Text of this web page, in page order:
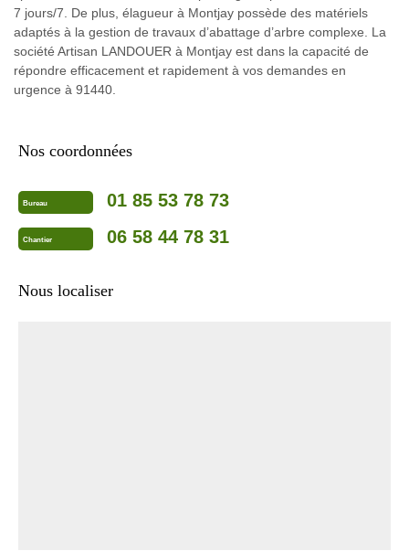
7 jours/7. De plus, élagueur à Montjay possède des matériels
adaptés à la gestion de travaux d’abattage d’arbre complexe. La
société Artisan LANDOUER à Montjay est dans la capacité de
répondre efficacement et rapidement à vos demandes en
urgence à 91440.
Nos coordonnées
Bureau 01 85 53 78 73
Chantier 06 58 44 78 31
Nous localiser